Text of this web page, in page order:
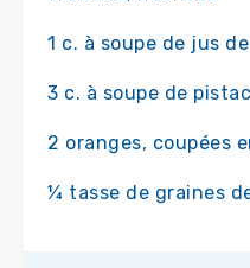
1 c. à soupe de jus
3 c. à soupe de
2 oranges, coupées
¼ tasse de graines